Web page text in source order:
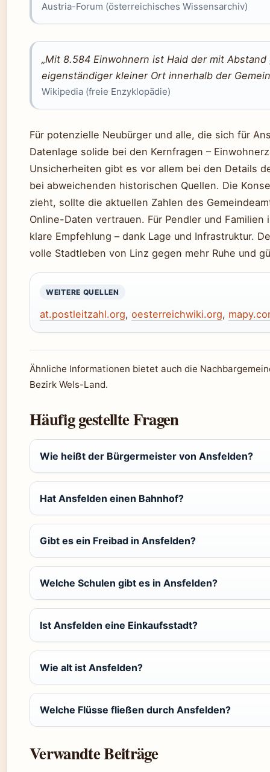
Austria-Forum (österreichisches Wissensarchiv)
„Mit 8.584 Einwohnern ist Haid der mit
eigenständiger kleiner Ort innerhalb der
Wikipedia (freie Enzyklopädie)
Für potenzielle Neubürger und alle, die sich für
Datenlage solide bei den Kernfragen –
Unsicherheiten gibt es vor allem bei den Details
bei abweichenden historischen Quellen. Die
zieht, sollte die aktuellen Zahlen des
Online-Daten vertrauen. Für Pendler und
klare Empfehlung – dank Lage und Infrastruktur.
volle Stadtleben von Linz gegen mehr Ruhe und
WEITERE QUELLEN
at.postleitzahl.org, oesterreichwiki.org,
Ähnliche Informationen bietet auch die
Bezirk Wels-Land.
Häufig gestellte Fragen
Wie heißt der Bürgermeister von Ansfelden?
Hat Ansfelden einen Bahnhof?
Gibt es ein Freibad in Ansfelden?
Welche Schulen gibt es in Ansfelden?
Ist Ansfelden eine Einkaufsstadt?
Wie alt ist Ansfelden?
Welche Flüsse fließen durch Ansfelden?
Verwandte Beiträge